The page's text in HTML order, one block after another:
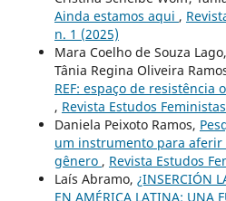
Ainda estamos aqui ,
n. 1 (2025)
Mara Coelho de Souza
Tânia Regina Oliveira
REF: espaço de resistência
, Revista Estudos
Daniela Peixoto Ramos,
um instrumento para aferir
gênero , Revista Estudos
Laís Abramo, ¿INSERCIÓN
EN AMÉRICA LATINA: UNA